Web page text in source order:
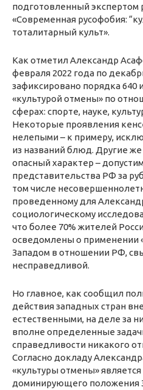
подготовленный экспертом
«Современная русофобия:
тоталитарный культ».
Как отметил Александр
февраля 2022 года по
зафиксировано порядка 640
«культурой отмены» по
сферах: спорте, науке,
Некоторые проявления
нелепыми – к примеру,
из названий блюд. Другие
опасный характер –
представительства РФ за
том числе
проведенному для
социологическому
что более 70% жителей
осведомлены о применении
Западом в отношении РФ,
несправедливой.
Но главное, как сообщил
действия западных стран
естественными, на деле за
вполне определенные
справедливости никакого
Согласно докладу
«культуры отмены»
доминирующего положения